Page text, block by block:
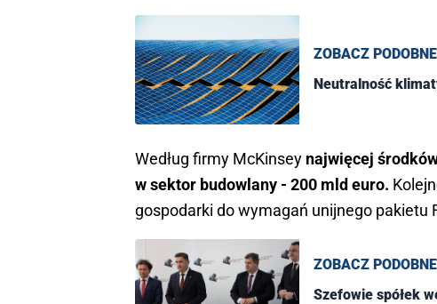
ZOBACZ PODOBNE
Neutralność
Według firmy McKinsey najwięcej
w sektor budowlany - 200 mld euro.
gospodarki do wymagań unijnego pakietu
ZOBACZ PODOBNE
Szefowie spółek